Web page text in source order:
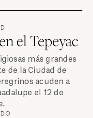
el Tepeyac
más grandes
de la Ciudad de
acuden a
el 12 de